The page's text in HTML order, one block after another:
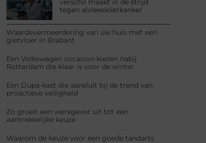
verschil maakt in de strijd
tegen alvleesklierkanker
Waardevermeerdering van uw huis met een
gietvloer in Brabant
Een Volkswagen occasion kiezen nabij
Rotterdam die klaar is voor de winter
Een Dupa-kast die aansluit bij de trend van
proactieve veiligheid
Zo groeit een werkgever uit tot een
aantrekkelijke keuze
Waarom de keuze voor een goede tandarts